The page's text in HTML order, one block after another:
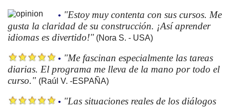
• "Estoy muy contenta con sus cursos. Me
gusta la claridad de su construcción. ¡Así aprender
idiomas es divertido!" (Nora S. - USA)
• "Me fascinan especialmente las tareas
diarias. El programa me lleva de la mano por todo el
curso." (Raúl V. -ESPAÑA)
• "Las situaciones reales de los diálogos